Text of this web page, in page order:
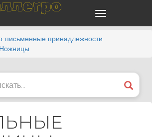
письменные принадлежности
Ножницы